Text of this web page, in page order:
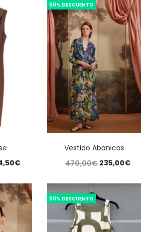
€
50% DESCUENTO
Vestido Abanicos
470,00€ 235,00€
50% DESCUENTO